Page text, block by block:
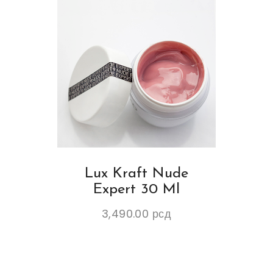
Lux Kraft Nude
Expert 30 Ml
3,490.00 рсд